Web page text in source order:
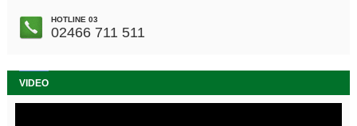
HOTLINE 03
02466 711 511
VIDEO